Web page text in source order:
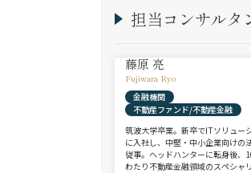
担当コンサルタ
藤原 亮
Fujiwara Ryo
金融機関
不動産ファンド/不動産金融
筑波大学卒業。新卒でITソリュー
に入社し、中堅・中小企業向けの
従事。ヘッドハンターに転身後、
わたり不動産金融領域のスペシャ